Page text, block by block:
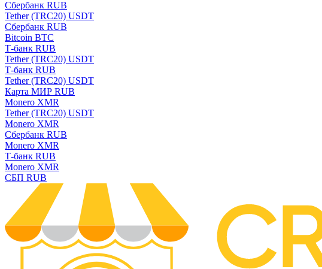
Сбербанк RUB
Tether (TRC20) USDT
Сбербанк RUB
Bitcoin BTC
Т-банк RUB
Tether (TRC20) USDT
Т-банк RUB
Tether (TRC20) USDT
Карта МИР RUB
Monero XMR
Tether (TRC20) USDT
Monero XMR
Сбербанк RUB
Monero XMR
Т-банк RUB
Monero XMR
СБП RUB